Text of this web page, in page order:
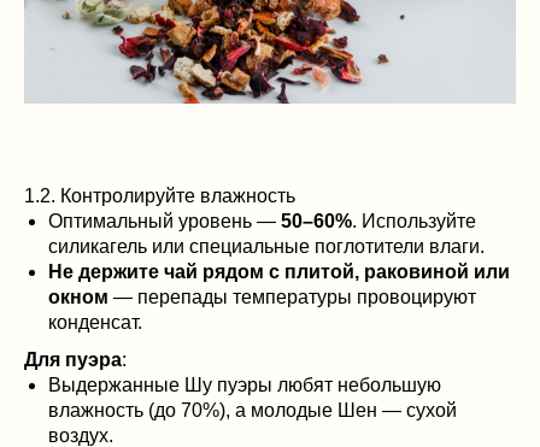
1.2. Контролируйте влажность
Оптимальный уровень — 50–60%. Используйте
силикагель или специальные поглотители влаги.
Не держите чай рядом с плитой, раковиной или
окном — перепады температуры провоцируют
конденсат.
Для пуэра:
Выдержанные Шу пуэры любят небольшую
влажность (до 70%), а молодые Шен — сухой
воздух.